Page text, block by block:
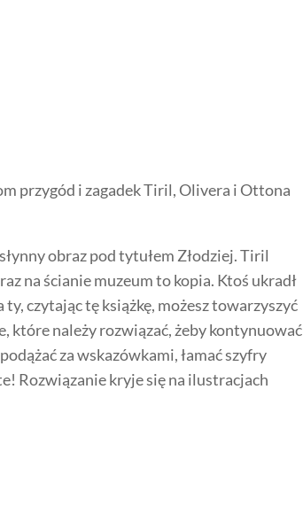
przygód i zagadek Tiril, Olivera i Ottona
obraz pod tytułem Złodziej. Tiril
na ścianie muzeum to kopia. Ktoś ukradł
ty, czytając tę książkę, możesz towarzyszyć
które należy rozwiązać, żeby kontynuować
za wskazówkami, łamać szyfry
Rozwiązanie kryje się na ilustracjach